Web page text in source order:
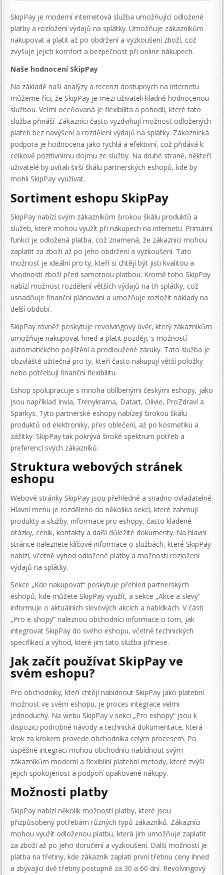
SkipPay je moderní internetová služba umožňující odložené
platby a rozložení výdajů na splátky. Umožňuje zákazníkům
nakupovat a platit až po obdržení a vyzkoušení zboží, což
zvyšuje jejich komfort a bezpečnost při online nákupech.
Naše hodnocení SkipPay
Na základě naší analýzy a recenzí dostupných na internetu
můžeme říci, že SkipPay je mezi uživateli kladně hodnocenou
službou. Velmi oceňovaná je flexibilita a pohodlí, které tato
služba přináší. Zákazníci často vyzdvihují možnost odložených
plateb bez navýšení a rozdělení výdajů na splátky. Zákaznická
podpora je hodnocena jako rychlá a efektivní, což přidává k
celkově pozitivnímu dojmu ze služby. Na druhé straně, někteří
uživatelé by uvítali širší škálu partnerských eshopů, kde by
mohli SkipPay využívat.
Sortiment eshopu SkipPay
SkipPay nabízí svým zákazníkům širokou škálu produktů a
služeb, které mohou využít při nákupech na internetu. Primární
funkcí je odložená platba, což znamená, že zákazníci mohou
zaplatit za zboží až po jeho obdržení a vyzkoušení. Tato
možnost je ideální pro ty, kteří si chtějí být jisti kvalitou a
vhodností zboží před samotnou platbou. Kromě toho SkipPay
nabízí možnost rozdělení větších výdajů na tři splátky, což
usnadňuje finanční plánování a umožňuje rozložit náklady na
delší období.
SkipPay rovněž poskytuje revolvingový úvěr, který zákazníkům
umožňuje nakupovat hned a platit později, s možností
automatického pojištění a prodloužené záruky. Tato služba je
obzvláště užitečná pro ty, kteří často nakupují větší položky
nebo potřebují finanční flexibilitu.
Eshop spolupracuje s mnoha oblíbenými českými eshopy, jako
jsou například Invia, Trenykrarna, Datart, Olivie, ProZdraví a
Sparkys. Tyto partnerské eshopy nabízejí širokou škálu
produktů od elektroniky, přes oblečení, až po kosmetiku a
zážitky. SkipPay tak pokrývá široké spektrum potřeb a
preferencí svých zákazníků.
Struktura webových stránek
eshopu
Webové stránky SkipPay jsou přehledné a snadno ovladatelné.
Hlavní menu je rozděleno do několika sekcí, které zahrnují
produkty a služby, informace pro eshopy, často kladené
otázky, ceník, kontakty a další důležité dokumenty. Na hlavní
stránce naleznete klíčové informace o službách, které SkipPay
nabízí, včetně výhod odložené platby a možnosti rozložení
výdajů na splátky.
Sekce „Kde nakupovat“ poskytuje přehled partnerských
eshopů, kde můžete SkipPay využít, a sekce „Akce a slevy“
informuje o aktuálních slevových akcích a nabídkách. V části
„Pro e-shopy“ naleznou obchodníci informace o tom, jak
integrovat SkipPay do svého eshopu, včetně technických
specifikací a výhod, které jim tato služba přinese.
Jak začít používat SkipPay ve
svém eshopu?
Pro obchodníky, kteří chtějí nabídnout SkipPay jako platební
možnost ve svém eshopu, je proces integrace velmi
jednoduchý. Na webu SkipPay v sekci „Pro eshopy“ jsou k
dispozici podrobné návody a technická dokumentace, která
krok za krokem provede obchodníka celým procesem. Po
úspěšné integraci mohou obchodníci nabídnout svým
zákazníkům moderní a flexibilní platební metody, které zvýší
jejich spokojenost a podpoří opakované nákupy.
Možnosti platby
SkipPay nabízí několik možností platby, které jsou
přizpůsobeny potřebám různých typů zákazníků. Zákazníci
mohou využít odloženou platbu, která jim umožňuje zaplatit
za zboží až po jeho doručení a vyzkoušení. Další možností je
platba na třetiny, kde zákazník zaplatí první třetinu ceny ihned
a zbývající dvě třetiny postupně za 30 a 60 dní. Revolvingový